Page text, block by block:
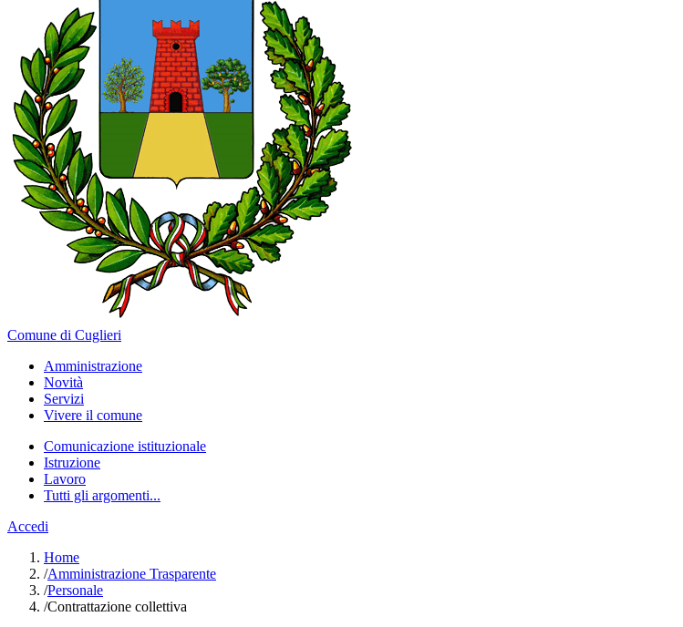
Comune di Cuglieri
Amministrazione
Novità
Servizi
Vivere il comune
Comunicazione istituzionale
Istruzione
Lavoro
Tutti gli argomenti...
Accedi
Home
/Amministrazione Trasparente
/Personale
/Contrattazione collettiva